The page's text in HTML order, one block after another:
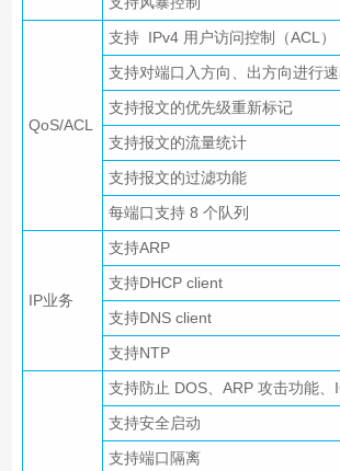
QoS/ACL
支持 IPv4 用户访问控制（ACL）
支持对端口入方向、出方向进行速
支持报文的优先级重新标记
支持报文的流量统计
支持报文的过滤功能
每端口支持 8 个队列
IP业务
支持ARP
支持DHCP client
支持DNS client
支持NTP
支持防止 DOS、ARP 攻击功能、
支持安全启动
支持端口隔离